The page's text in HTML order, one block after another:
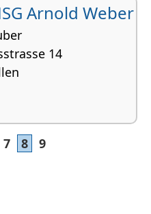
Arnold Weber
14
7 8 9